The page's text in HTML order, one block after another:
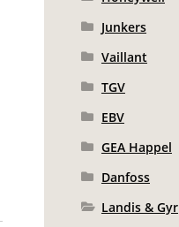
Junkers
Vaillant
TGV
EBV
GEA Happel
Danfoss
Landis & Gyr